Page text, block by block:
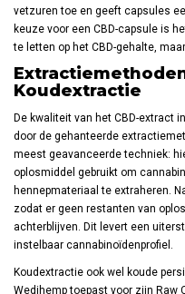
vetzuren toe en geeft capsules
keuze voor een CBD-capsule is
te letten op het CBD-gehalte,
Koudextractie
De kwaliteit van het CBD-extract
door de gehanteerde
meest geavanceerde techniek:
oplosmiddel gebruikt om
hennepmateriaal te extraheren.
zodat er geen restanten van
achterblijven. Dit levert een
instelbaar cannabinoïdenprofiel.
Koudextractie ook wel koude
Wedihemp toepast voor zijn Raw